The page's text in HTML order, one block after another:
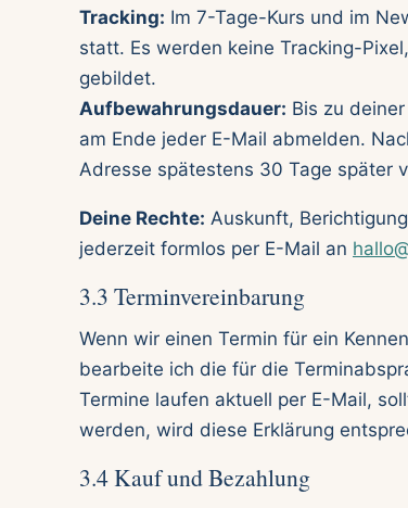
Tracking: Im 7-Tage-Kurs und im
statt. Es werden keine Tracking-
gebildet.
Aufbewahrungsdauer: Bis zu
am Ende jeder E-Mail abmelden.
Adresse spätestens 30 Tage später
Deine Rechte: Auskunft,
jederzeit formlos per E-Mail an
3.3 Terminvereinbarung
Wenn wir einen Termin für ein
bearbeite ich die für die
Termine laufen aktuell per E-Mail,
werden, wird diese Erklärung
3.4 Kauf und Bezahlung